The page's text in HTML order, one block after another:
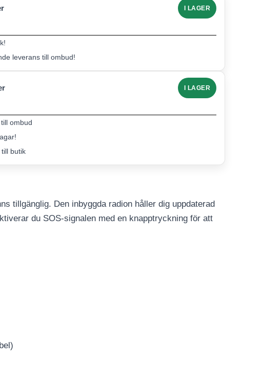
I LAGER
leverans till ombud!
I LAGER
ombud
butik
tillgänglig. Den inbyggda radion håller dig uppdaterad
du SOS-signalen med en knapptryckning för att